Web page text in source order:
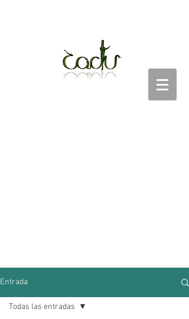
Entrada
Todas las entradas